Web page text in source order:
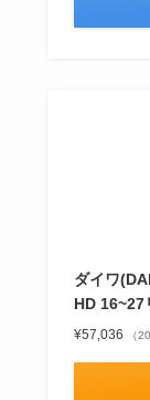
ダイワ
HD 16~27
¥57,036 （